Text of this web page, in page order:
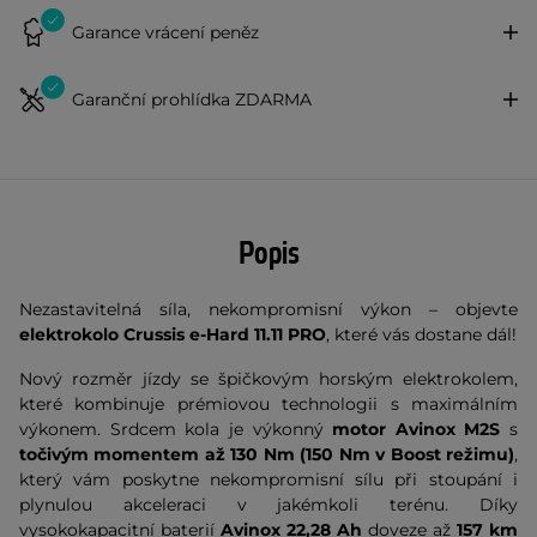
Garance vrácení peněz
Garanční prohlídka ZDARMA
Popis
Nezastavitelná síla, nekompromisní výkon – objevte
elektrokolo Crussis e-Hard 11.11 PRO, které vás dostane dál!
Nový rozměr jízdy se špičkovým horským elektrokolem,
které kombinuje prémiovou technologii s maximálním
výkonem. Srdcem kola je výkonný motor Avinox M2S s
točivým momentem až 130 Nm (150 Nm v Boost režimu),
který vám poskytne nekompromisní sílu při stoupání i
plynulou akceleraci v jakémkoli terénu. Díky
vysokokapacitní baterií Avinox 22,28 Ah doveze až 157 km